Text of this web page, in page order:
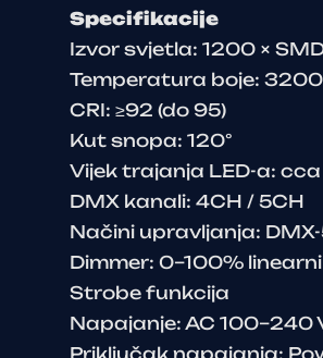
Specifikacije
Izvor svjetla: 1200 ×
Temperatura boje:
CRI: ≥92 (do 95)
Kut snopa: 120°
Vijek trajanja LED-a:
DMX kanali: 4CH / 5CH
Načini upravljanja:
Dimmer: 0–100% linearni
Strobe funkcija
Napajanje: AC 100–240
Priključak napajanja: